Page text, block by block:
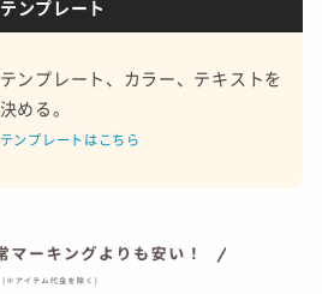
テンプレート
テンプレート、カラー、テキストを
決める。
テンプレートはこちら